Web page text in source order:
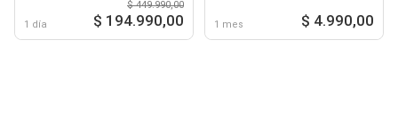
1 día
$ 449.990,00
$ 194.990,00 1 mes $ 4.990,00